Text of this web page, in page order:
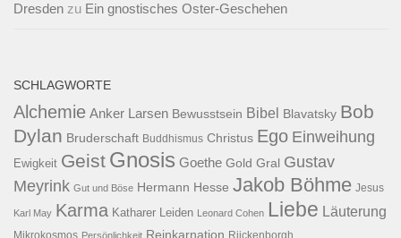
Dresden zu Ein gnostisches Oster-Geschehen
SCHLAGWORTE
Alchemie Anker Larsen Bewusstsein Bibel Blavatsky Bob
Dylan Bruderschaft Buddhismus Christus Ego Einweihung
Ewigkeit Geist Gnosis Goethe Gold Gral Gustav
Meyrink Gut und Böse Hermann Hesse Jakob Böhme Jesus
Karl May Karma Katharer Leiden Leonard Cohen Liebe Läuterung
Persönlichkeit Reinkarnation